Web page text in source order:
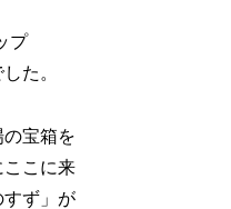
た。
宝箱を
ここに来
すず」が